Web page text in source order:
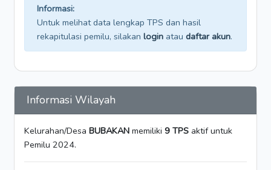
Informasi:
Untuk melihat data lengkap TPS dan hasil
rekapitulasi pemilu, silakan login atau daftar akun.
Informasi Wilayah
Kelurahan/Desa BUBAKAN memiliki 9 TPS aktif untuk
Pemilu 2024.